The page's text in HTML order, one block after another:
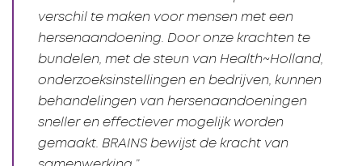
verschil te maken voor mensen met een
hersenaandoening. Door onze krachten te
bundelen, met de steun van Health~Holland,
onderzoeksinstellingen en bedrijven, kunnen
behandelingen van hersenaandoeningen
sneller en effectiever mogelijk worden
gemaakt. BRAINS bewijst de kracht van